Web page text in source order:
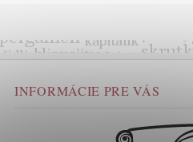
INFORMÁCIE PRE VÁS